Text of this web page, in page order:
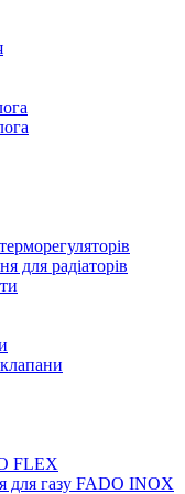
для радіаторів
FLEX
для газу FADO INOX